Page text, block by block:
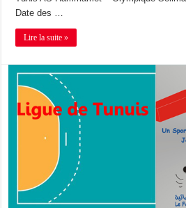
Date des …
Lire la suite »